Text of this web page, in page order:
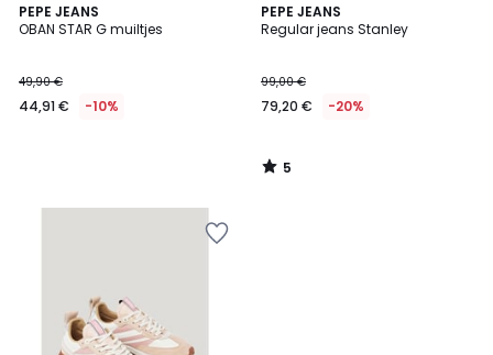
PEPE JEANS
OBAN STAR G muiltjes
49,90 €
44,91 € -10%
PEPE JEANS
Regular jeans Stanley
99,00 €
79,20 € -20%
5
/
5
/